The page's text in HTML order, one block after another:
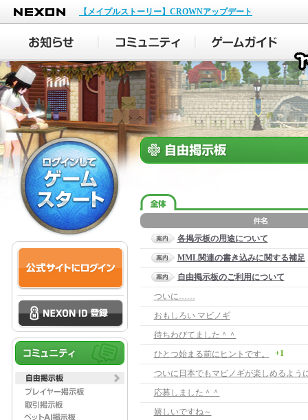
NEXON
【メイプルストーリー】CROWNアップデート
各掲示板の用途について
MML関連の書き込みに関する補足
自由掲示板のご利用について
ついに……
おもしろい マビノギ
待ちわびてました＾＾
ひとつ始まる前にヒントです。
+1
応募しました＾＾
嬉しいですね～